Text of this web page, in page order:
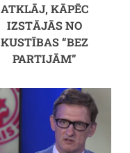
ATKLĀJ, KĀPĒC
IZSTĀJĀS NO
KUSTĪBAS “BEZ
PARTIJĀM”